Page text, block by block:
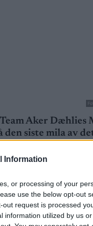
Information
or processing of your
use the below opt-out
request is processed
information utilized by us
Aker Dæhlies
siste mila av
sammen hele